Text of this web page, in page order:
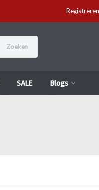
Registreren
Zoeken
SALE Blogs